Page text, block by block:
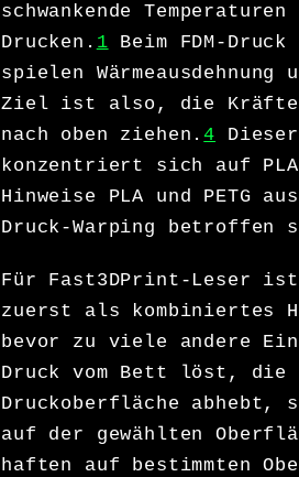
schwankende Temperaturen
Drucken. 1 Beim FDM-Druck
spielen
Ziel ist also, die Kräfte
nach oben ziehen.4
konzentriert sich auf
Hinweise PLA und PETG
Druck-Warping betroffen
Für Fast3DPrint-Leser
zuerst als kombiniertes
bevor zu viele andere
Druck vom Bett löst, die
Druckoberfläche
auf der gewählten
haften auf bestimmten